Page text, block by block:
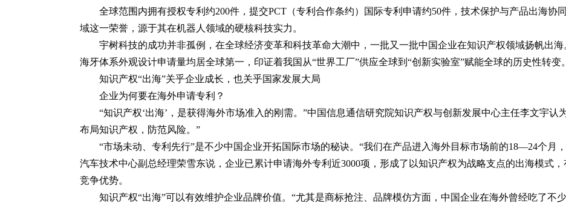
全球范围内拥有授权专利约200件，提交PCT（专利合作条约）国际专利申请约50件，技术保护与产品出海
域这一荣誉，源于其在机器人领域的硬核科技实力。
宇树科技的成功并非孤例，在全球经济变革和科技革命大潮中，一批又一批中国企业在知识产权领域扬帆出
海牙体系外观设计申请量均居全球第一，印证着我国从“世界工厂”供应全球到“创新实验室”赋能全球的历史性转变。
知识产权“出海”关乎企业成长，也关乎国家发展大局
企业为何要在海外申请专利？
“知识产权‘出海’，是获得海外市场准入的刚需。”中国信息通信研究院知识产权与创新发展中心主任李文宇认
布局知识产权，防范风险。”
“市场未动、专利先行”是不少中国企业开拓国际市场的秘诀。“我们在产品进入海外目标市场前的18—24个月
汽车技术中心副总经理荣雪东说，企业已累计申请海外专利近3000项，形成了以知识产权为战略支点的出海模式
竞争优势。
知识产权“出海”可以有效维护企业品牌价值。“尤其是商标抢注、品牌模仿方面，中国企业在海外曾经吃了不